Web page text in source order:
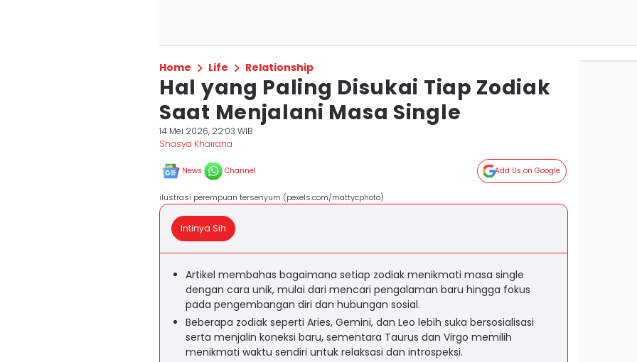
Home Life Relationship
Hal yang Paling Disukai Tiap Zodiak
Saat Menjalani Masa Single
14 Mei 2026, 22:03 WIB
Shasya Khairana
News Channel Add Us on Google
ilustrasi perempuan tersenyum (pexels.com/mattycphoto)
Intinya Sih
Artikel membahas bagaimana setiap zodiak menikmati masa single
dengan cara unik, mulai dari mencari pengalaman baru hingga fokus
pada pengembangan diri dan hubungan sosial.
Beberapa zodiak seperti Aries, Gemini, dan Leo lebih suka bersosialisasi
serta menjalin koneksi baru, sementara Taurus dan Virgo memilih
menikmati waktu sendiri untuk relaksasi dan introspeksi.